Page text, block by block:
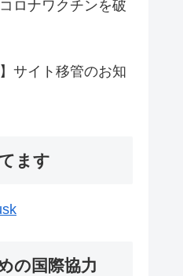
ロナワクチンを破
サイト移管のお知
ます
の国際協力